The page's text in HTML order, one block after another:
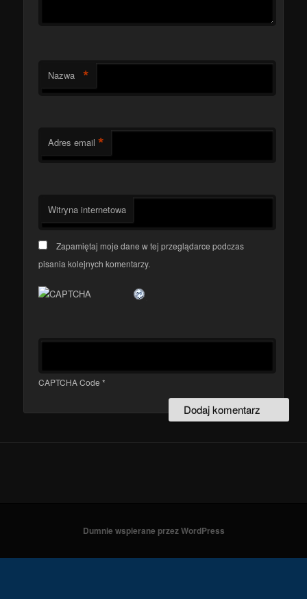
Nazwa *
Adres email *
Witryna internetowa
Zapamiętaj moje dane w tej przeglądarce podczas
pisania kolejnych komentarzy.
CAPTCHA Code *
Dumnie wspierane przez WordPress